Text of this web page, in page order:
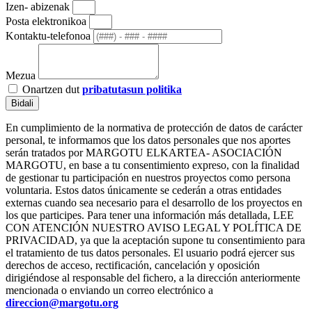
Izen- abizenak
Posta elektronikoa
Kontaktu-telefonoa
Mezua
Onartzen dut pribatutasun politika
Bidali
En cumplimiento de la normativa de protección de datos de carácter
personal, te informamos que los datos personales que nos aportes
serán tratados por MARGOTU ELKARTEA- ASOCIACIÓN
MARGOTU, en base a tu consentimiento expreso, con la finalidad
de gestionar tu participación en nuestros proyectos como persona
voluntaria. Estos datos únicamente se cederán a otras entidades
externas cuando sea necesario para el desarrollo de los proyectos en
los que participes. Para tener una información más detallada, LEE
CON ATENCIÓN NUESTRO AVISO LEGAL Y POLÍTICA DE
PRIVACIDAD, ya que la aceptación supone tu consentimiento para
el tratamiento de tus datos personales. El usuario podrá ejercer sus
derechos de acceso, rectificación, cancelación y oposición
dirigiéndose al responsable del fichero, a la dirección anteriormente
mencionada o enviando un correo electrónico a
direccion@margotu.org